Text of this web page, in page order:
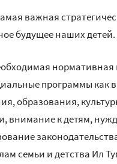
важная
будущее наших детей.
программы как
образования,
внимание к детям,
семьи и детства Ил